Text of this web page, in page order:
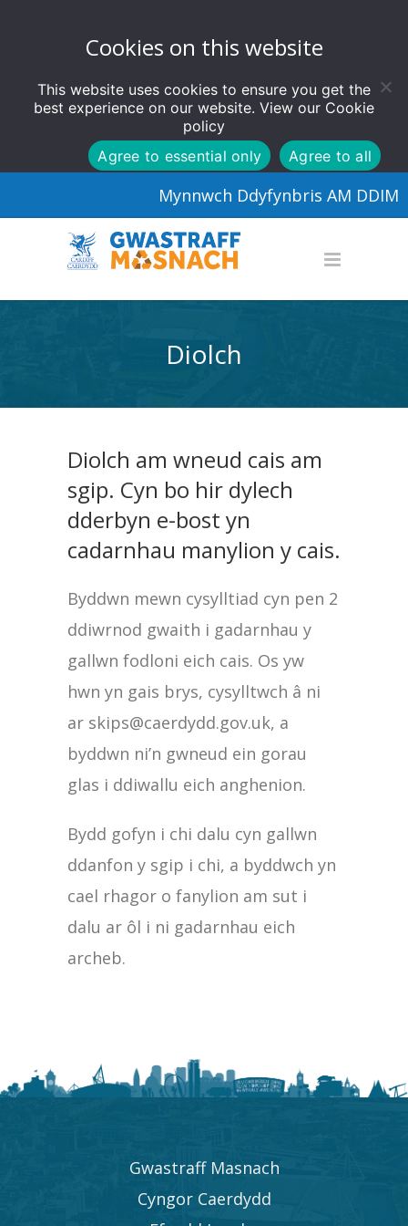
Cookies on this website
This website uses cookies to ensure you get the
best experience on our website. View our Cookie
policy
Agree to all
Agree to essential only
Mynnwch Ddyfynbris AM DDIM
Diolch
Diolch am wneud cais am
sgip. Cyn bo hir dylech
dderbyn e-bost yn
cadarnhau manylion y cais.
Byddwn mewn cysylltiad cyn pen 2
ddiwrnod gwaith i gadarnhau y
gallwn fodloni eich cais. Os yw
hwn yn gais brys, cysylltwch â ni
ar skips@caerdydd.gov.uk, a
byddwn ni’n gwneud ein gorau
glas i ddiwallu eich anghenion.
Bydd gofyn i chi dalu cyn gallwn
ddanfon y sgip i chi, a byddwch yn
cael rhagor o fanylion am sut i
dalu ar ôl i ni gadarnhau eich
archeb.
Gwastraff Masnach
Cyngor Caerdydd